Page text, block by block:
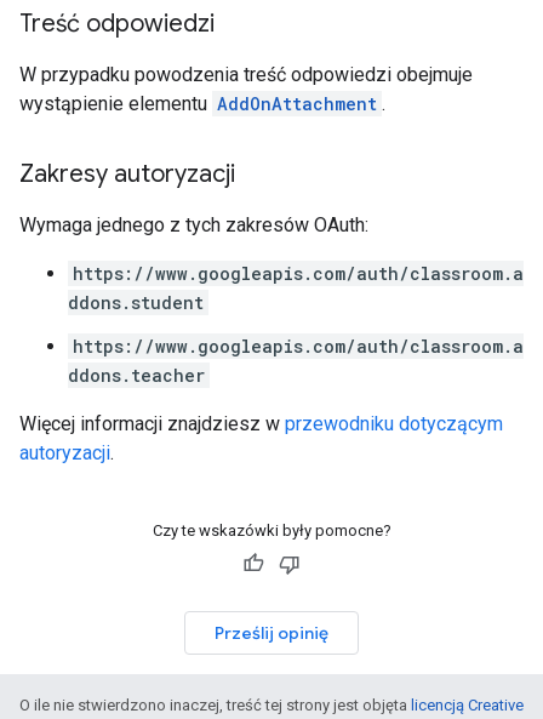
Treść odpowiedzi
W przypadku powodzenia treść odpowiedzi obejmuje
wystąpienie elementu AddOnAttachment .
Zakresy autoryzacji
Wymaga jednego z tych zakresów OAuth:
https://www.googleapis.com/auth/classroom.a
ddons.student
https://www.googleapis.com/auth/classroom.a
ddons.teacher
Więcej informacji znajdziesz w przewodniku dotyczącym
autoryzacji.
Czy te wskazówki były pomocne?
Prześlij opinię
O ile nie stwierdzono inaczej, treść tej strony jest objęta licencją Creative